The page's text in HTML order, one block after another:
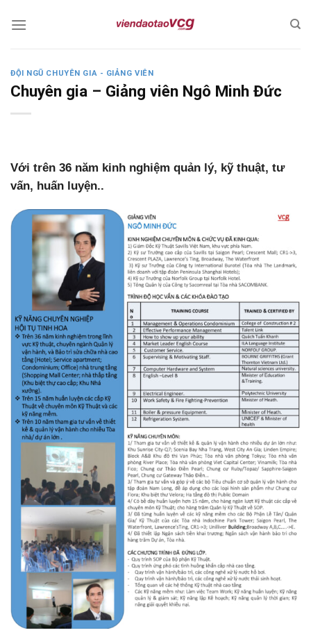
ĐỘI NGŨ CHUYÊN GIA - GIẢNG VIÊN
Chuyên gia – Giảng viên Ngô Minh Đức
Với trên 36 năm kinh nghiệm quản lý, kỹ thuật, tư
vấn, huấn luyện..